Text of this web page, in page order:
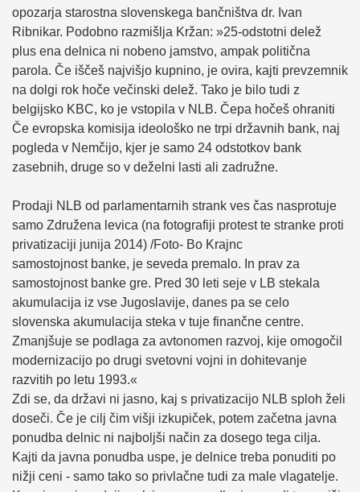
opozarja starostna slovenskega bančništva dr. Ivan
Ribnikar. Podobno razmišlja Kržan: »25-odstotni delež
plus ena delnica ni nobeno jamstvo, ampak politična
parola. Če iščeš najvišjo kupnino, je ovira, kajti prevzemnik
na dolgi rok hoče večinski delež. Tako je bilo tudi z
belgijsko KBC, ko je vstopila v NLB. Čepa hočeš ohraniti
Če evropska komisija ideološko ne trpi državnih bank, naj
pogleda v Nemčijo, kjer je samo 24 odstotkov bank
zasebnih, druge so v deželni lasti ali zadružne.
Prodaji NLB od parlamentarnih strank ves čas nasprotuje
samo Združena levica (na fotografiji protest te stranke proti
privatizaciji junija 2014) /Foto- Bo Krajnc
samostojnost banke, je seveda premalo. In prav za
samostojnost banke gre. Pred 30 leti seje v LB stekala
akumulacija iz vse Jugoslavije, danes pa se celo
slovenska akumulacija steka v tuje finančne centre.
Zmanjšuje se podlaga za avtonomen razvoj, kije omogočil
modernizacijo po drugi svetovni vojni in dohitevanje
razvitih po letu 1993.«
Zdi se, da državi ni jasno, kaj s privatizacijo NLB sploh želi
doseči. Če je cilj čim višji izkupiček, potem začetna javna
ponudba delnic ni najboljši način za dosego tega cilja.
Kajti da javna ponudba uspe, je delnice treba ponuditi po
nižji ceni - samo tako so privlačne tudi za male vlagatelje.